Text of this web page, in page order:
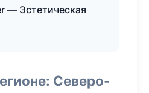
— Эстетическая
Северо-